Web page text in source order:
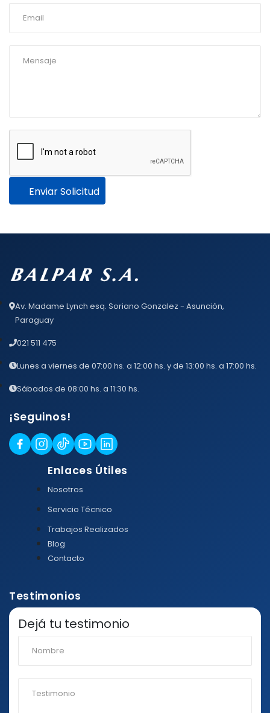
Enviar Solicitud
Av. Madame Lynch esq. Soriano Gonzalez - Asunción,
Paraguay
021 511 475
Lunes a viernes de 07:00 hs. a 12:00 hs. y de 13:00 hs. a 17:00 hs.
Sábados de 08:00 hs. a 11:30 hs.
¡Seguinos!
Enlaces Útiles
Nosotros
Servicio Técnico
Trabajos Realizados
Blog
Contacto
Testimonios
Dejá tu testimonio